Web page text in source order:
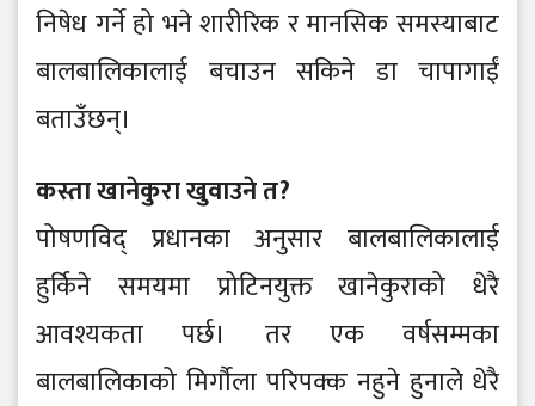
निषेध गर्ने हो भने शारीरिक र मानसिक समस्याबाट
बालबालिकालाई बचाउन सकिने डा चापागाईं
बताउँछन्।
कस्ता खानेकुरा खुवाउने त?
पोषणविद् प्रधानका अनुसार बालबालिकालाई
हुर्किने समयमा प्रोटिनयुक्त खानेकुराको धेरै
आवश्यकता पर्छ। तर एक वर्षसम्मका
बालबालिकाको मिर्गौला परिपक्क नहुने हुनाले धेरै